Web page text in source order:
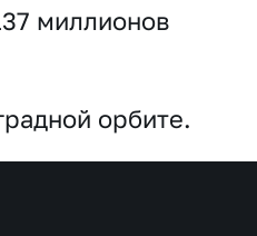
миллионов
орбите.